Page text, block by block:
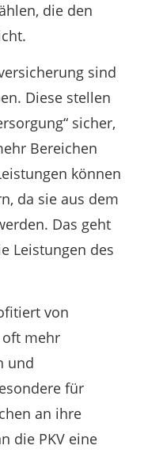
die den
sind
Diese stellen
sicher,
Bereichen
können
da sie aus dem
Das geht
Leistungen des
von
oft mehr
und
für
an ihre
die PKV eine